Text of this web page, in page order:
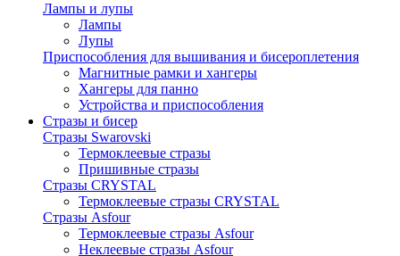
Лампы и лупы
Лампы
Лупы
Приспособления для вышивания и бисероплетения
Магнитные рамки и хангеры
Хангеры для панно
Устройства и приспособления
Стразы и бисер
Стразы Swarovski
Термоклеевые стразы
Пришивные стразы
Стразы CRYSTAL
Термоклеевые стразы CRYSTAL
Стразы Asfour
Термоклеевые стразы Asfour
Неклеевые стразы Asfour